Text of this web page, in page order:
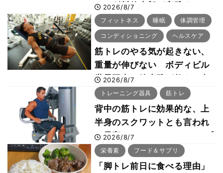
ー・刈川啓志郎が実践する
「回復習慣」
2026/8/7
フィットネス 睡眠 体調管理
コンディショニング ヘルスケア
筋トレのやる気が起きない、
重量が伸びない ボディビル
世界王者・鈴木雅が教える食
事・睡眠・呼吸の整え方
2026/8/7
トレーニング器具 筋トレ
背中の筋トレに効果的な、上
半身のスクワットとも言われ
た最高マシン“ノーチラス・プ
ルオーバーマシン”とは？
2026/8/7
栄養素 フード＆サプリ
「脚トレ前日に食べる理由」